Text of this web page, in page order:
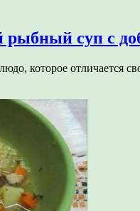
суп с
которое отличается